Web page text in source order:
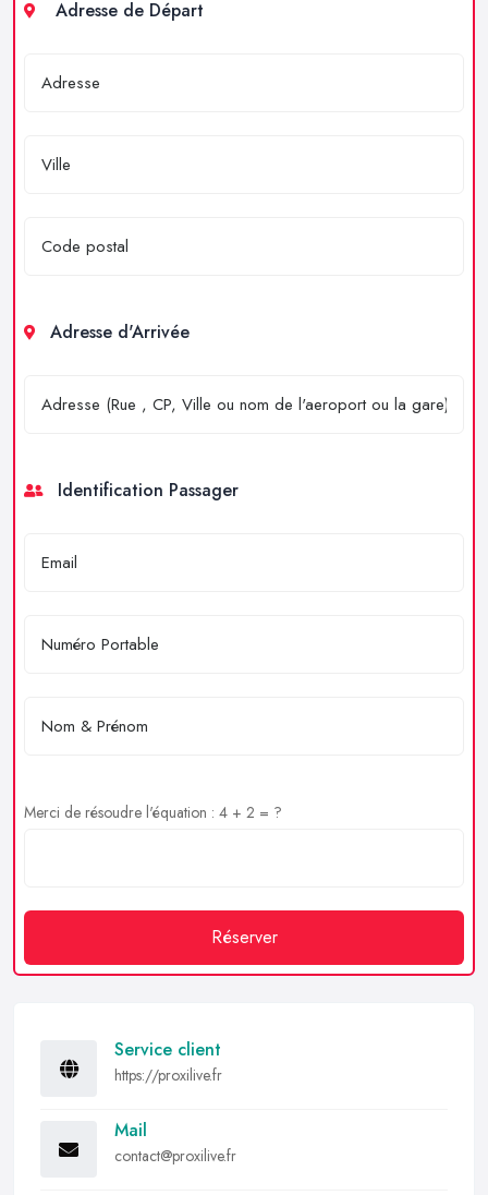
Adresse de Départ
Adresse d'Arrivée
Identification Passager
Merci de résoudre l'équation : 4 + 2 = ?
Réserver
Service client
https://proxilive.fr
Mail
contact@proxilive.fr